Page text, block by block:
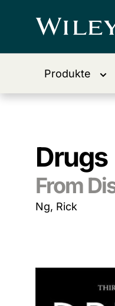
Produkte
Drugs
From
Ng, Rick